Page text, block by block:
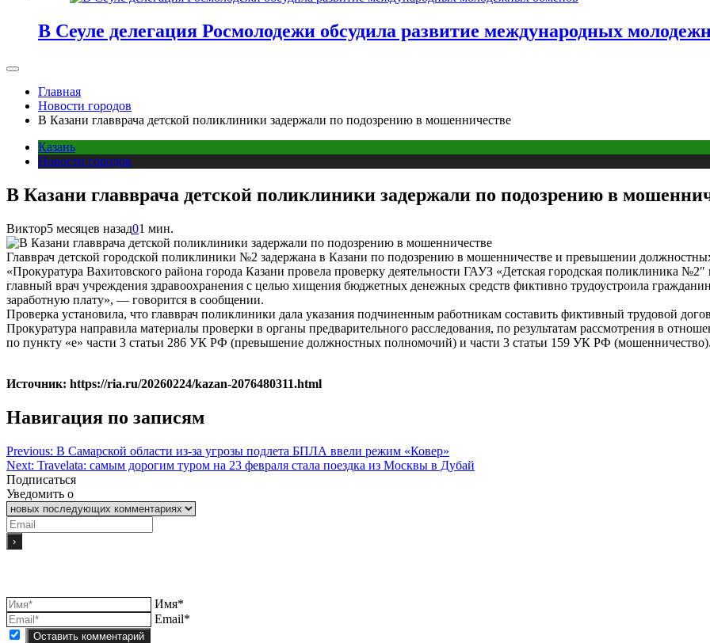
В Сеуле делегация Росмолодежи обсудила развитие международных
Главная
Новости городов
В Казани главврача детской поликлиники задержали по подозрению в мошенничестве
Казань
Новости городов
В Казани главврача детской поликлиники задержали по подозрению в
Виктор5 месяцев назад01 мин.
Главврач детской городской поликлиники №2 задержана в Казани по подозрению в мошенничестве и превышении
«Прокуратура Вахитовского района города Казани провела проверку деятельности ГАУЗ «Детская городская поликлиника
главный врач учреждения здравоохранения с целью хищения бюджетных денежных средств фиктивно трудоустроила
заработную плату», — говорится в сообщении.
Проверка установила, что главврач поликлиники дала указания подчиненным работникам составить фиктивный трудовой
Прокуратура направила материалы проверки в органы предварительного расследования, по результатам рассмотрения в
по пункту «е» части 3 статьи 286 УК РФ (превышение должностных полномочий) и части 3 статьи 159 УК РФ (мошенничество).
Источник: https://ria.ru/20260224/kazan-2076480311.html
Навигация по записям
Previous: В Самарской области из-за угрозы подлета БПЛА ввели режим «Ковер»
Next: Travelata: самым дорогим туром на 23 февраля стала поездка из Москвы в Дубай
Подписаться
Уведомить о
Имя*
Email*